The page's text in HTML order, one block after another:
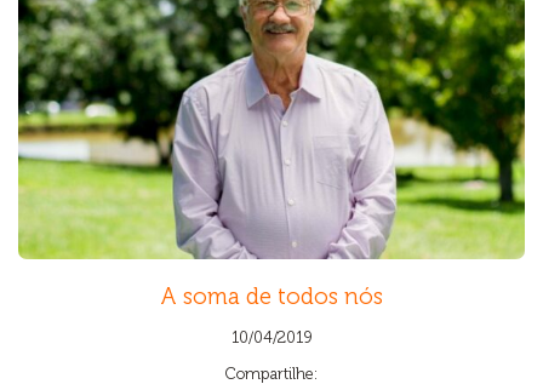
A soma de todos nós
10/04/2019
Compartilhe: